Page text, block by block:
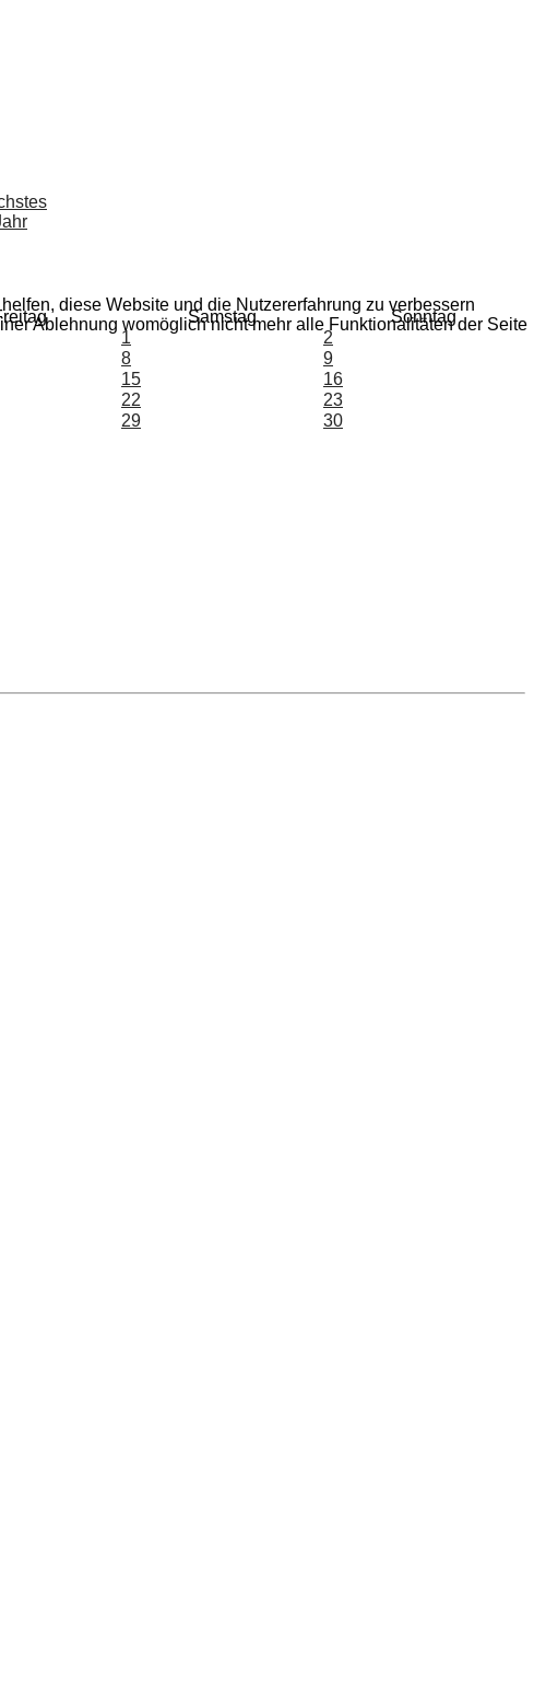
Samstag
Sonntag
1
2
8
9
15
16
22
23
29
30
diese Website und die Nutzererfahrung zu verbessern
Ablehnung womöglich nicht mehr alle Funktionalitäten der Seite